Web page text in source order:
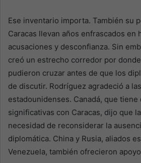
Ese inventario importa. También su
Caracas llevan años enfrascados en
acusaciones y desconfianza. Sin
creó un estrecho corredor por
pudieron cruzar antes de que los
de discutir. Rodríguez agradeció a
estadounidenses. Canadá, que tiene
significativas con Caracas, dijo que
necesidad de reconsiderar la
diplomática. China y Rusia, aliados
Venezuela, también ofrecieron